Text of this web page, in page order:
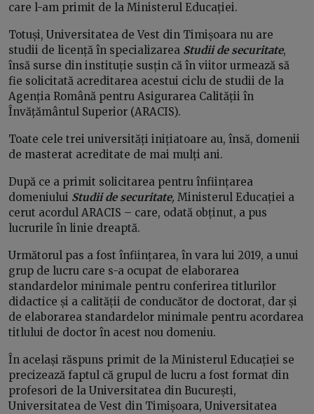
care l-am primit de la Ministerul Educației.
Totuși, Universitatea de Vest din Timișoara nu are
studii de licență în specializarea Studii de securitate,
însă surse din instituție susțin că în viitor urmează să
fie solicitată acreditarea acestui ciclu de studii de la
Agenția Română pentru Asigurarea Calității în
Învățământul Superior (ARACIS).
Toate cele trei universități inițiatoare au, însă, domenii
de masterat acreditate de mai mulți ani.
După ce a primit solicitarea pentru înființarea
domeniului Studii de securitate, Ministerul Educației a
cerut acordul ARACIS – care, odată obținut, a pus
lucrurile în linie dreaptă.
Următorul pas a fost înființarea, în vara lui 2019, a unui
grup de lucru care s-a ocupat de elaborarea
standardelor minimale pentru conferirea titlurilor
didactice și a calității de conducător de doctorat, dar și
de elaborarea standardelor minimale pentru acordarea
titlului de doctor în acest nou domeniu.
În același răspuns primit de la Ministerul Educației se
precizează faptul că grupul de lucru a fost format din
profesori de la Universitatea din București,
Universitatea de Vest din Timișoara, Universitatea